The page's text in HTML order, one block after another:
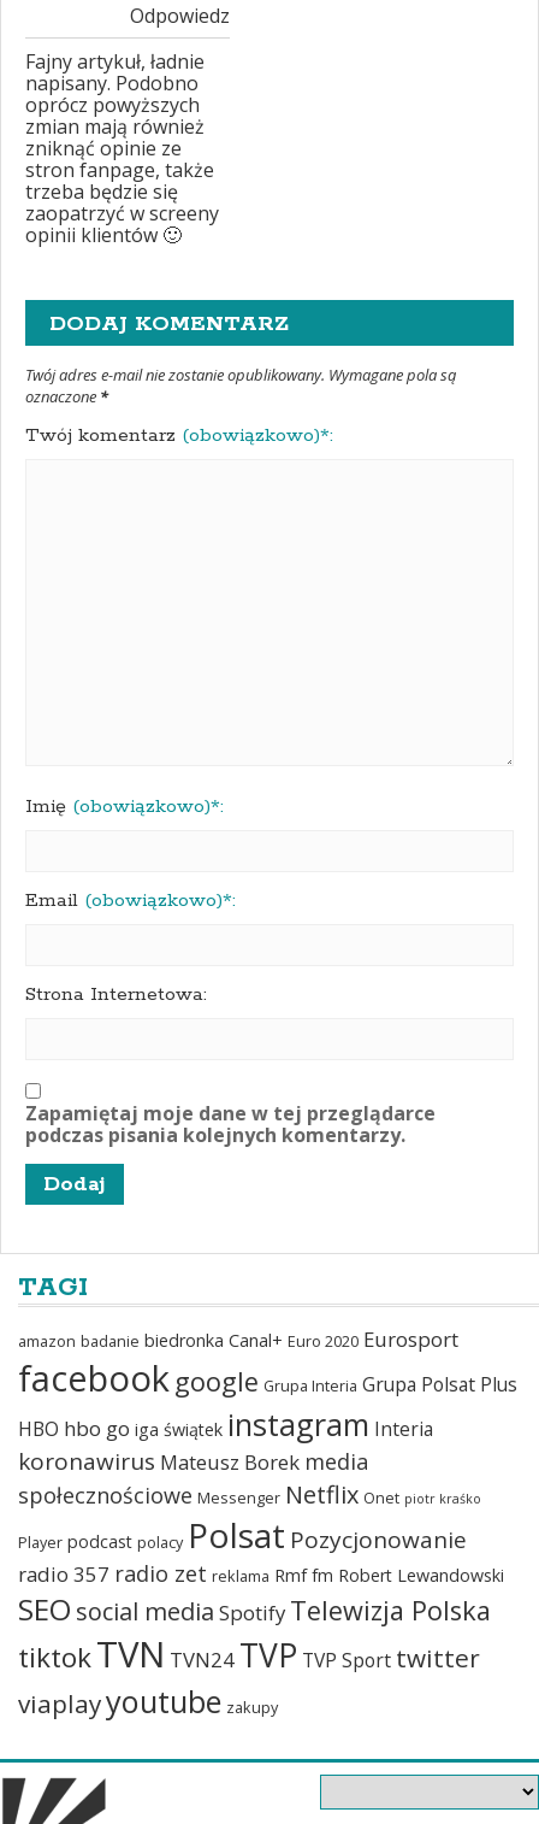
Odpowiedz
Fajny artykuł, ładnie
napisany. Podobno
oprócz powyższych
zmian mają również
zniknąć opinie ze
stron fanpage, także
trzeba będzie się
zaopatrzyć w screeny
opinii klientów 🙂
DODAJ KOMENTARZ
Twój adres e-mail nie zostanie opublikowany. Wymagane pola są
oznaczone *
Twój komentarz (obowiązkowo)*:
Imię (obowiązkowo)*:
Email (obowiązkowo)*:
Strona Internetowa:
Zapamiętaj moje dane w tej przeglądarce
podczas pisania kolejnych komentarzy.
TAGI
amazon badanie biedronka Canal+ Euro 2020 Eurosport
facebook google Grupa Interia Grupa Polsat Plus
HBO hbo go iga świątek instagram Interia
koronawirus Mateusz Borek media
społecznościowe Messenger Netflix Onet piotr kraśko
Player podcast polacy Polsat Pozycjonowanie
radio 357 radio zet reklama Rmf fm Robert Lewandowski
SEO social media Spotify Telewizja Polska
tiktokTVN TVN24 TVP TVP Sport twitter
viaplayyoutube zakupy